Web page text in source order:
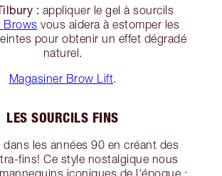
: appliquer le gel à sourcils
Brows vous aidera à estomper les
pour obtenir un effet dégradé
naturel.
Magasiner Brow Lift.
LES SOURCILS FINS
dans les années 90 en créant des
fins! Ce style nostalgique nous
iconiques de l'époque :